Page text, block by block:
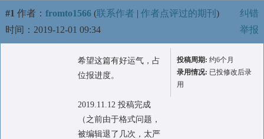
#1 作者： fromto1566 (联系作者 | 作者点评过的期刊 )
时间：2019-12-01 09:34
纠错
举报
希望这篇有好运气，占
位报进度。
2019.11.12 投稿完成
（之前由于格式问题，
被编辑退了几次，太严
投稿周期: 约6个月
录用情况: 已投修改后录
用